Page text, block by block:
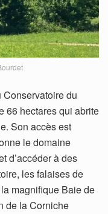
Conservatoire du
66 hectares qui abrite
Son accès est
le domaine
d’accéder à des
les falaises de
magnifique Baie de
de la Corniche